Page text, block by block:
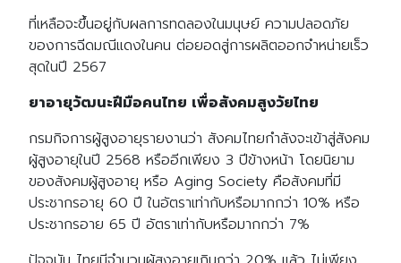
ที่เหลือจะขึ้นอยู่กับผลการทดลองในมนุษย์ ความปลอดภัย
ของการฉีดมณีแดงในคน ต่อยอดสู่การผลิตออกจำหน่ายเร็ว
สุดในปี 2567
ยาอายุวัฒนะฝีมือคนไทย เพื่อสังคมสูงวัยไทย
กรมกิจการผู้สูงอายุรายงานว่า สังคมไทยกำลังจะเข้าสู่สังคม
ผู้สูงอายุในปี 2568 หรืออีกเพียง 3 ปีข้างหน้า โดยนิยาม
ของสังคมผู้สูงอายุ หรือ Aging Society คือสังคมที่มี
ประชากรอายุ 60 ปี ในอัตราเท่ากับหรือมากกว่า 10% หรือ
ประชากรอาย 65 ปี อัตราเท่ากับหรือมากกว่า 7%